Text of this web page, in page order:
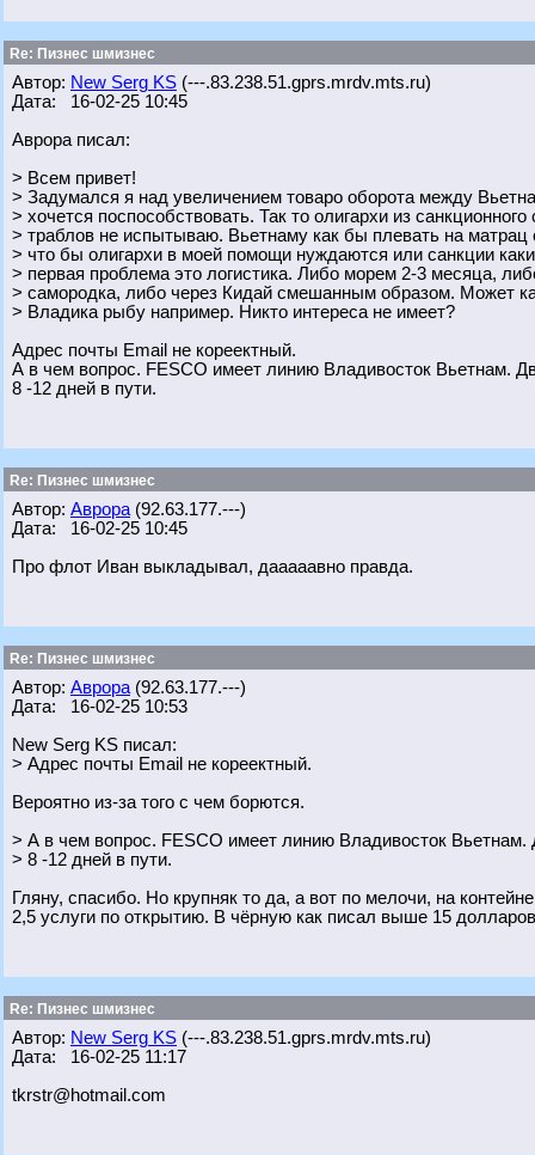
Re: Пизнес шмизнес
Автор: New Serg KS (---.83.238.51.gprs.mrdv.mts.ru)
Дата: 16-02-25 10:45
Аврора писал:
> Всем привет!
> Задумался я над увеличением товаро оборота между
> хочется поспособствовать. Так то олигархи из санкционного
> траблов не испытываю. Вьетнаму как бы плевать на матрац
> что бы олигархи в моей помощи нуждаются или санкции
> первая проблема это логистика. Либо морем 2-3 месяца,
> самородка, либо через Кидай смешанным образом. Может
> Владика рыбу например. Никто интереса не имеет?
Адрес почты Email не кореектный.
А в чем вопрос. FESCO имеет линию Владивосток Вьетнам.
8 -12 дней в пути.
Re: Пизнес шмизнес
Автор: Аврора (92.63.177.---)
Дата: 16-02-25 10:45
Про флот Иван выкладывал, дааааавно правда.
Re: Пизнес шмизнес
Автор: Аврора (92.63.177.---)
Дата: 16-02-25 10:53
New Serg KS писал:
> Адрес почты Email не кореектный.
Вероятно из-за того с чем борются.
> А в чем вопрос. FESCO имеет линию Владивосток Вьетнам.
> 8 -12 дней в пути.
Гляну, спасибо. Но крупняк то да, а вот по мелочи, на
2,5 услуги по открытию. В чёрную как писал выше 15
Re: Пизнес шмизнес
Автор: New Serg KS (---.83.238.51.gprs.mrdv.mts.ru)
Дата: 16-02-25 11:17
tkrstr@hotmail.com